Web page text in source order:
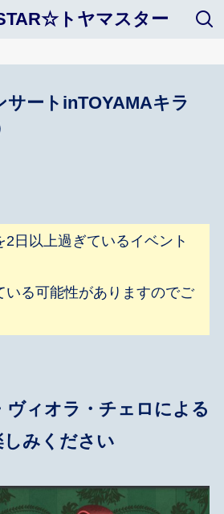
トヤマスター
サートinTOYAMAキラ
2日以上過ぎているイベント
いる可能性がありますのでご
ヴィオラ・チェロによる
みください